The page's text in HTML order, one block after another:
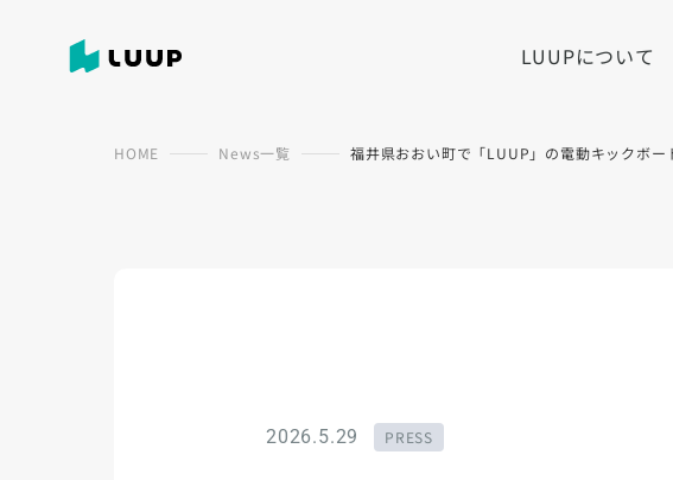
LUUPについて
HOME News一覧 福井県おおい町で「LUUP」の電動キックボ
2026.5.29 PRESS